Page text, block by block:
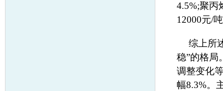
4.5%;聚丙
12000元/
综上所
稳”的格局
调整变化
幅8.3%。